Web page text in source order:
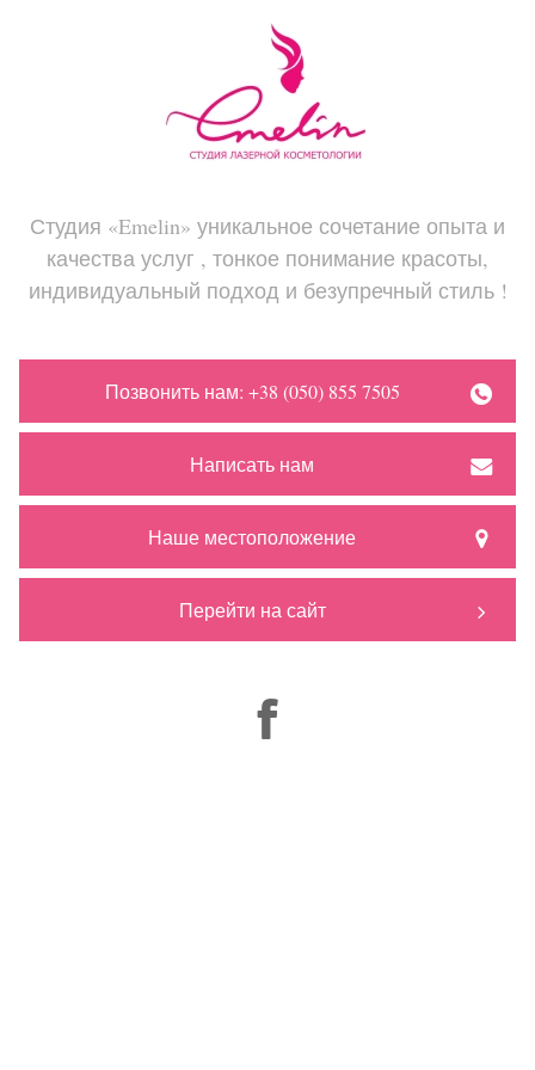
Студия «Emelin» уникальное сочетание опыта и
качества услуг , тонкое понимание красоты,
индивидуальный подход и безупречный стиль !
Позвонить нам: +38 (050) 855 7505
Написать нам
Наше местоположение
Перейти на сайт